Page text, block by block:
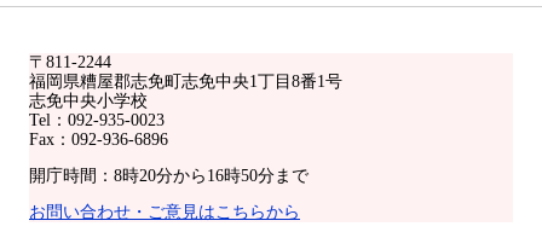
〒811-2244
福岡県糟屋郡志免町志免中央1丁目8番1号
志免中央小学校
Tel：092-935-0023
Fax：092-936-6896
開庁時間：8時20分から16時50分まで
お問い合わせ・ご意見はこちらから